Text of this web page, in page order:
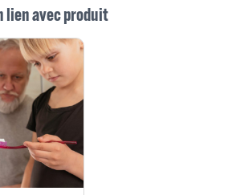
lien avec produit